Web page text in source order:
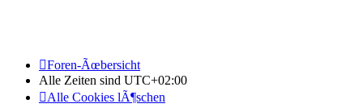
Foren-Ãœbersicht
Alle Zeiten sind UTC+02:00
Alle Cookies lÃ¶schen